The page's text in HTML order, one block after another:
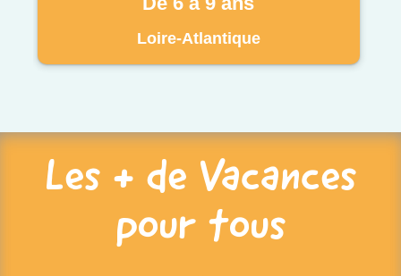
Loire-Atlantique
Les + de Vacances
pour tous